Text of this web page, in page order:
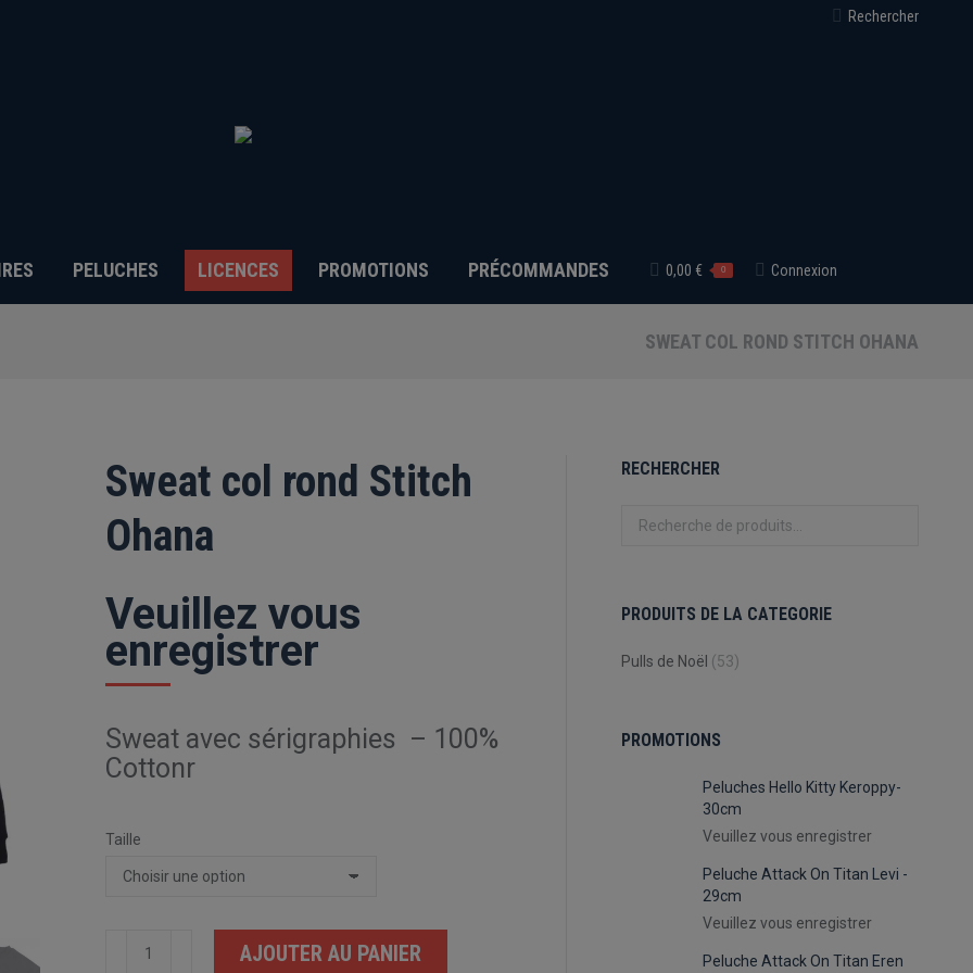
Recherche
Rechercher
PELUCHES LICENCES PROMOTIONS PRÉCOMMANDES 0,00 € 0 Connexion
SWEAT COL ROND STITCH OHANA
Sweat col rond Stitch
Ohana
Veuillez vous
enregistrer
Sweat avec sérigraphies – 100%
Cottonr
Taille
quantité
AJOUTER AU PANIER
RECHERCHER
PRODUITS DE LA CATEGORIE
Pulls de Noël (53)
PROMOTIONS
Peluches Hello Kitty Keroppy-
30cm
Veuillez vous enregistrer
Peluche Attack On Titan Levi -
29cm
Veuillez vous enregistrer
Peluche Attack On Titan Eren